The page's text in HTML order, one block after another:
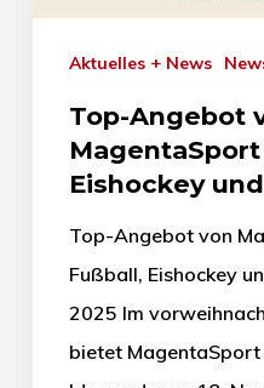
Aktuelles + News
Top-Angebot
Eishockey
Top-Angebot von
Fußball, Eishockey
2025 Im
bietet MagentaSport